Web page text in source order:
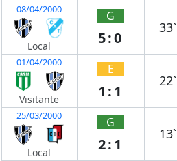
08/04/2000
Local
G
5:0
33`
01/04/2000
Visitante
E
1:1
22`
25/03/2000
Local
G
2:1
13`